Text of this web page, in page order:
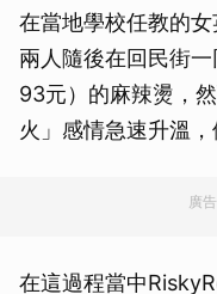
在當地學校任教的
兩人隨後在回民街
93元）的麻辣燙，
火」感情急速升溫，
廣
在這過程當中